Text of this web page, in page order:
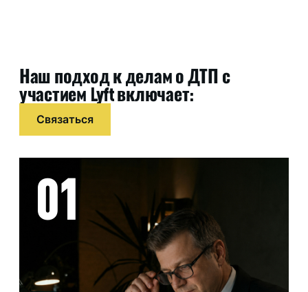
Наш подход к делам о ДТП с
участием Lyft включает:
Связаться
01